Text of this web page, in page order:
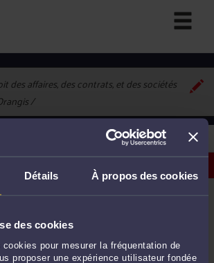
Détails À propos des cookies
des cookies
pour mesurer la fréquentation de
proposer une expérience utilisateur fondée
des affaires, des contrats, et des sociétés
à vos critères
DA CUNHA
commercial, des affaires et de la concurrence
civile
immobilier